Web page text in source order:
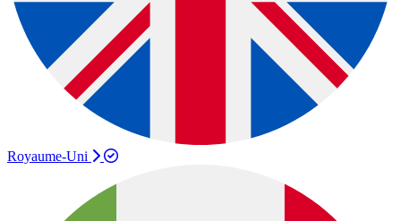
Royaume-Uni